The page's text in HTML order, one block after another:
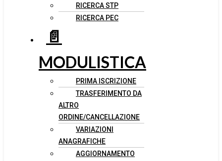
RICERCA STP
RICERCA PEC
📄
MODULISTICA
PRIMA ISCRIZIONE
TRASFERIMENTO DA
ALTRO
ORDINE/CANCELLAZIONE
VARIAZIONI
ANAGRAFICHE
AGGIORNAMENTO